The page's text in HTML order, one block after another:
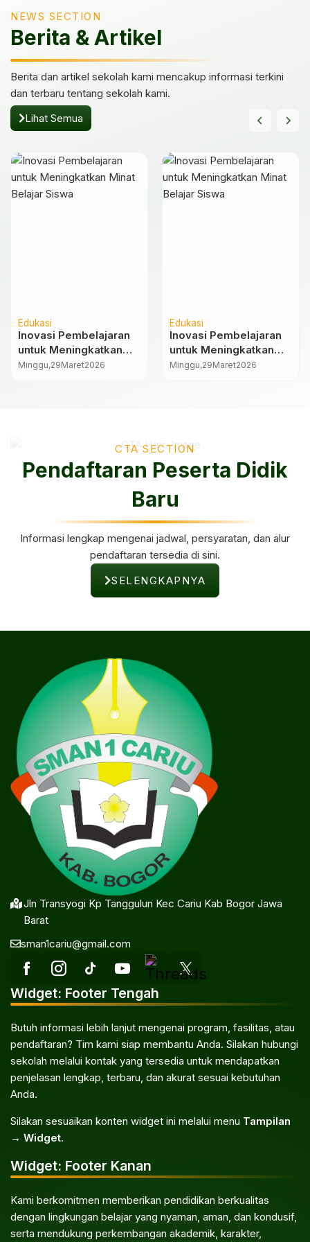
NEWS SECTION
Berita & Artikel
Berita dan artikel sekolah kami mencakup informasi terkini
dan terbaru tentang sekolah kami.
Lihat Semua
Edukasi
Inovasi Pembelajaran
untuk Meningkatkan
Minat Belajar Siswa
Minggu,29Maret2026
Edukasi
Inovasi Pembelajaran
untuk Meningkatkan
Minat Belajar Siswa
Minggu,29Maret2026
CTA SECTION
Pendaftaran Peserta Didik
Baru
Informasi lengkap mengenai jadwal, persyaratan, dan alur
pendaftaran tersedia di sini.
SELENGKAPNYA
Jln Transyogi Kp Tanggulun Kec Cariu Kab Bogor Jawa
Barat
sman1cariu@gmail.com
Widget: Footer Tengah
Butuh informasi lebih lanjut mengenai program, fasilitas, atau
pendaftaran? Tim kami siap membantu Anda. Silakan hubungi
sekolah melalui kontak yang tersedia untuk mendapatkan
penjelasan lengkap, terbaru, dan akurat sesuai kebutuhan
Anda.
Silakan sesuaikan konten widget ini melalui menu Tampilan
→ Widget.
Widget: Footer Kanan
Kami berkomitmen memberikan pendidikan berkualitas
dengan lingkungan belajar yang nyaman, aman, dan kondusif,
serta mendukung perkembangan akademik, karakter,